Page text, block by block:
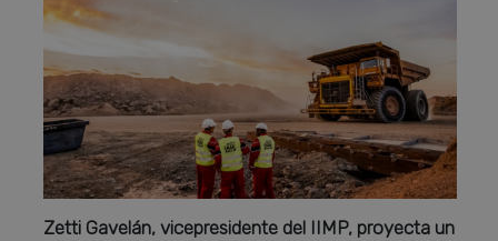
Zetti Gavelán, vicepresidente del IIMP, proyecta un